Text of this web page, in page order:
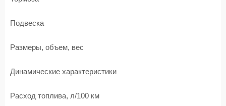
Подвеска
Размеры, объем, вес
Динамические характеристики
Расход топлива, л/100 км